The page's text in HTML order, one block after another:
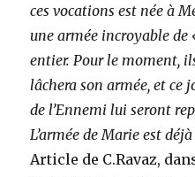
ces vocations est née à
une armée incroyable
entier. Pour le moment,
lâchera son armée, et ce
de l’Ennemi lui seront
L’armée de Marie est
Article de C.Ravaz,